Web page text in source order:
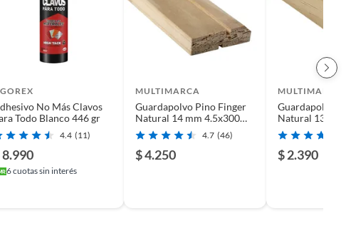
No Más Clavos
Todo Blanco 446 gr
4.4 (11)
8.990
6cuotas sin interés
MULTIMARCA
Guardapolvo Pino Finger
Natural 14 mm 4.5x300
cm
4.7 (46)
$ 4.250
MULTIMARCA
Guardapolvo
Natural 13
cm
$ 2.390